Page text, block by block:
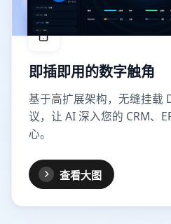
即插即用的数字触角
基于高扩展架构，无缝挂载
议，让 AI 深入您的 CRM、
心。
查看大图